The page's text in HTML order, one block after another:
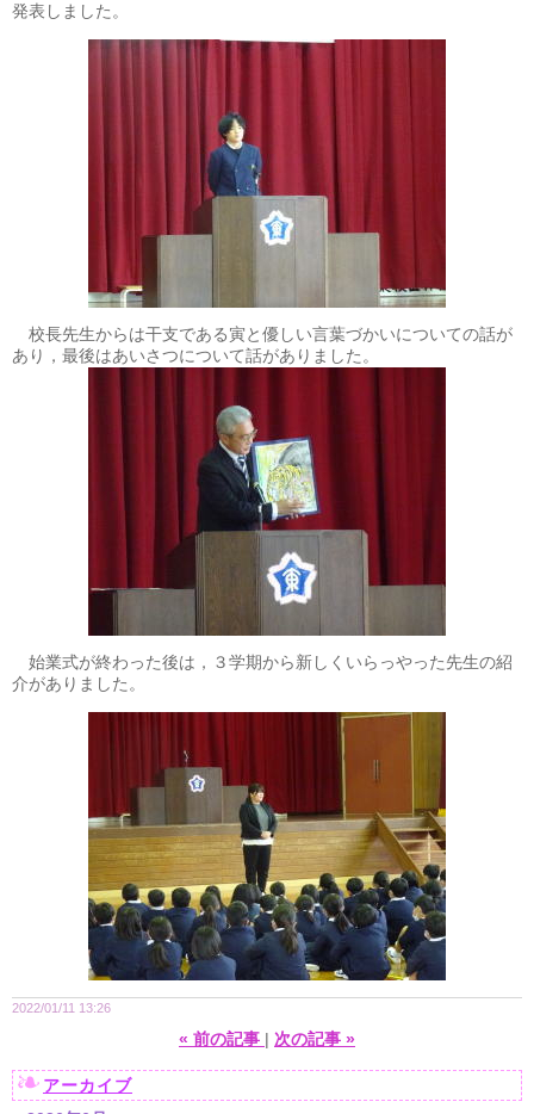
発表しました。
校長先生からは干支である寅と優しい言葉づかいについての話が
あり，最後はあいさつについて話がありました。
始業式が終わった後は，３学期から新しくいらっやった先生の紹
介がありました。
2022/01/11 13:26
« 前の記事 次の記事 »
アーカイブ